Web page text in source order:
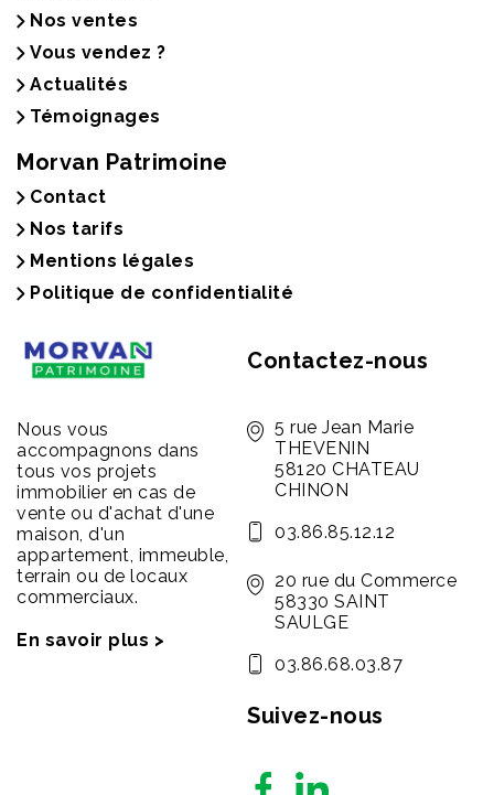
Nos ventes
Vous vendez ?
Actualités
Témoignages
Morvan Patrimoine
Contact
Nos tarifs
Mentions légales
Politique de confidentialité
Nous vous
accompagnons dans
tous vos projets
immobilier en cas de
vente ou d'achat d'une
maison, d'un
appartement, immeuble,
terrain ou de locaux
commerciaux.
En savoir plus >
Contactez-nous
5 rue Jean Marie
THEVENIN
58120 CHATEAU
CHINON
03.86.85.12.12
20 rue du Commerce
58330 SAINT
SAULGE
03.86.68.03.87
Suivez-nous